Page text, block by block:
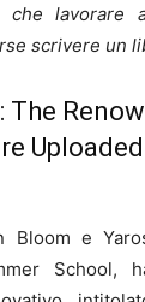
che lavorare
scrivere un
The
Bloom e
School,